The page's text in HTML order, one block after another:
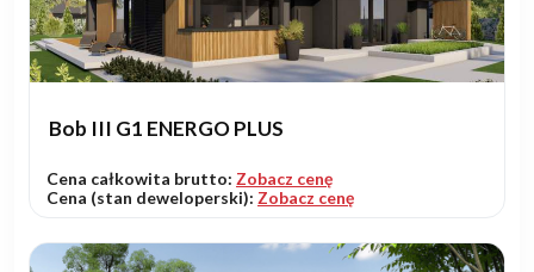
Bob III G1 ENERGO PLUS
Cena całkowita brutto: Zobacz cenę
Cena (stan deweloperski): Zobacz cenę